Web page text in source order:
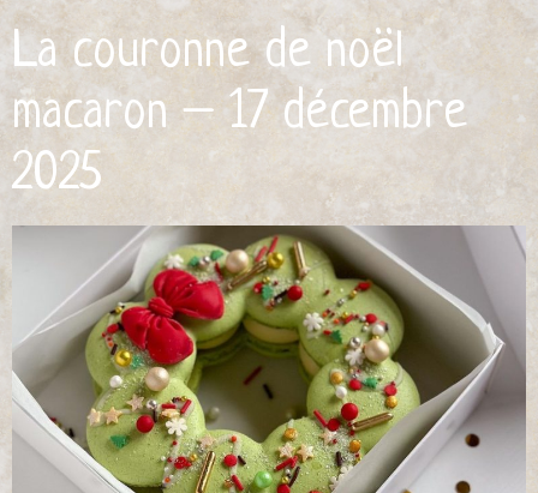
La couronne de noël
macaron – 17 décembre
2025